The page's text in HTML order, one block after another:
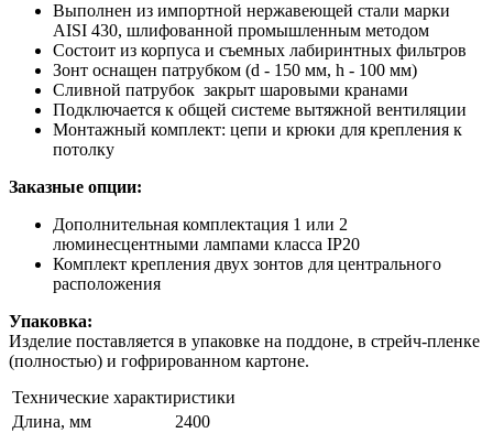
Выполнен из импортной нержавеющей стали марки
AISI 430, шлифованной промышленным методом
Состоит из корпуса и съемных лабиринтных фильтров
Зонт оснащен патрубком (d - 150 мм, h - 100 мм)
Сливной патрубок закрыт шаровыми кранами
Подключается к общей системе вытяжной вентиляции
Монтажный комплект: цепи и крюки для крепления к
потолку
Заказные опции:
Дополнительная комплектация 1 или 2
люминесцентными лампами класса IP20
Комплект крепления двух зонтов для центрального
расположения
Упаковка:
Изделие поставляется в упаковке на поддоне, в стрейч-пленке
(полностью) и гофрированном картоне.
Технические характиристики
Длина, мм
2400